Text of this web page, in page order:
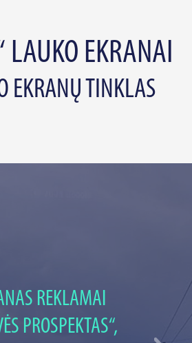
LAUKO EKRANAI
EKRANŲ TINKLAS
REKLAMAI
PROSPEKTAS“,